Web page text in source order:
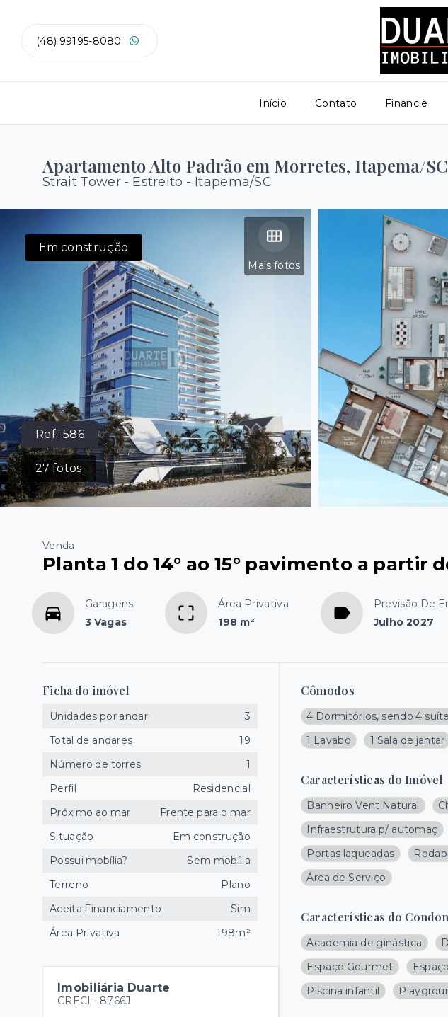
(48) 99195-8080
Início Contato Financie
Apartamento Alto Padrão em Morretes, Itapema/SC
Strait Tower - Estreito - Itapema/SC
Ref.:586
27 fotos
Mais fotos
Em construção
Venda
Planta 1 do 14° ao 15° pavimento a partir
Garagens
3 Vagas
Área Privativa
198 m²
Previsão De
Julho 2027
Cômodos
4 Dormitórios, sendo 4
1 Lavabo
1 Sala de jantar
Características do Imóvel
Banheiro Vent Natural
Infraestrutura p/ automaç
Portas laqueadas
Área de Serviço
Características do
Academia de ginástica
Espaço Gourmet
Piscina infantil
Ficha do imóvel
Unidades por andar
3
Total de andares
19
Número de torres
1
Perfil
Residencial
Próximo ao mar
Frente para o mar
Situação
Em construção
Possui mobília?
Sem mobília
Terreno
Plano
Aceita Financiamento
Sim
Área Privativa
198m²
Imobiliária Duarte
CRECI - 8766J